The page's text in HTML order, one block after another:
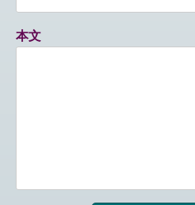
本文